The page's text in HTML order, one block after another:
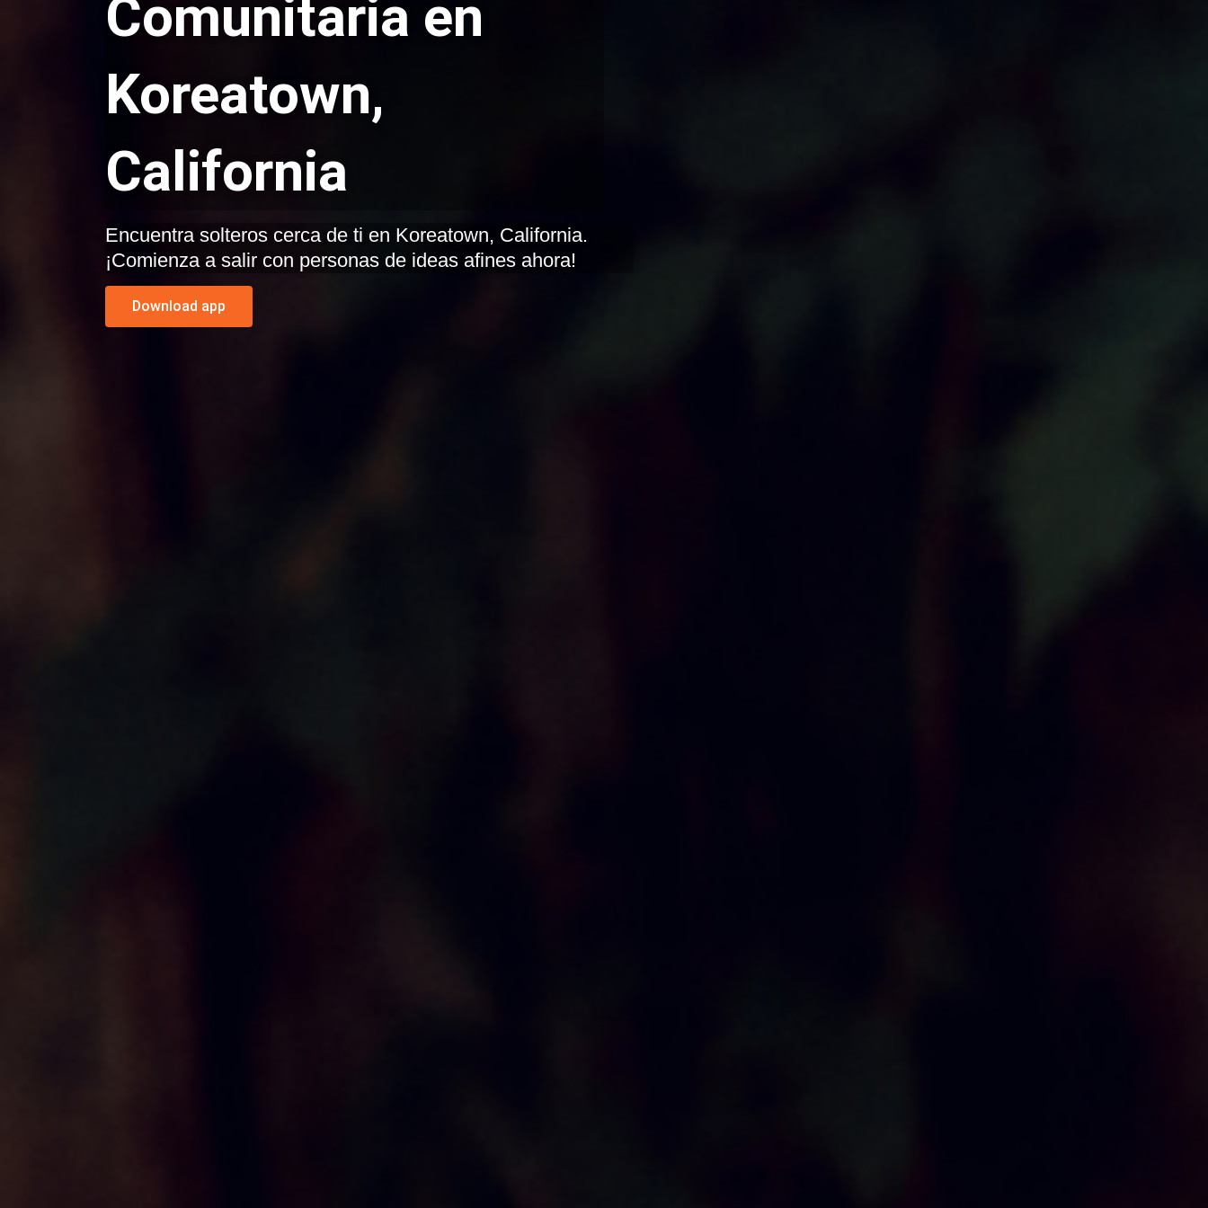
Comunitaria en
Koreatown,
California
Encuentra solteros cerca de ti en Koreatown, California.
¡Comienza a salir con personas de ideas afines ahora!
Download app